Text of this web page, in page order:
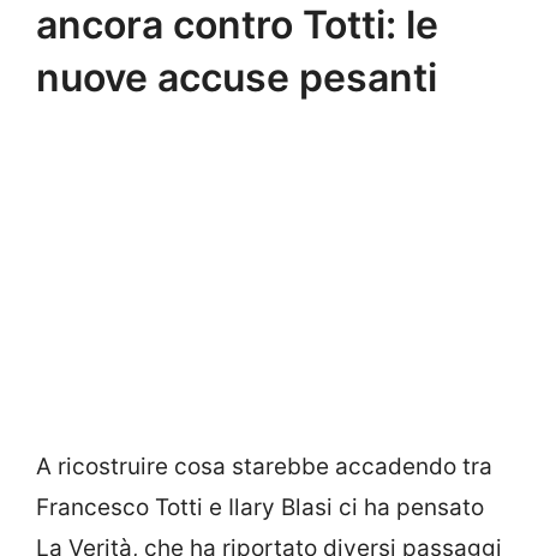
ancora contro Totti: le
nuove accuse pesanti
A ricostruire cosa starebbe accadendo tra
Francesco Totti e Ilary Blasi ci ha pensato
La Verità, che ha riportato diversi passaggi